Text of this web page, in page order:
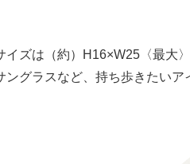
イズは（約）H16×W25〈最大
ングラスなど、持ち歩きたいア